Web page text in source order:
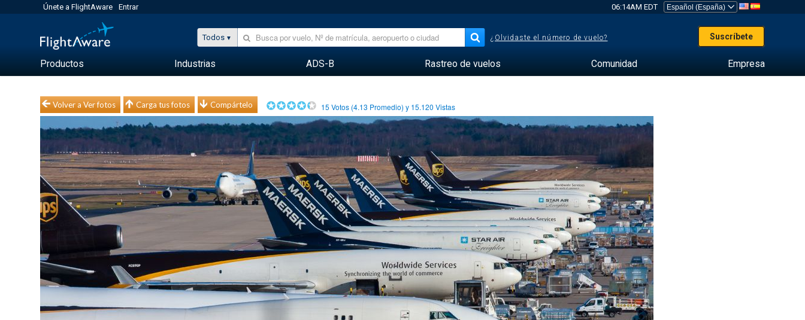
Únete a FlightAware Entrar 06:14AM EDT
Todos ¿Olvidaste el número de vuelo? Suscríbete
Productos Industrias ADS-B Rastreo de vuelos Comunidad Empresa
Volver a Ver fotos Carga tus fotos Compártelo 15 Votos (4.13 Promedio) y 15.120 Vistas